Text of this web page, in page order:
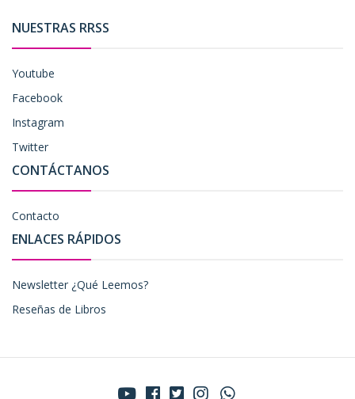
NUESTRAS RRSS
Youtube
Facebook
Instagram
Twitter
CONTÁCTANOS
Contacto
ENLACES RÁPIDOS
Newsletter ¿Qué Leemos?
Reseñas de Libros